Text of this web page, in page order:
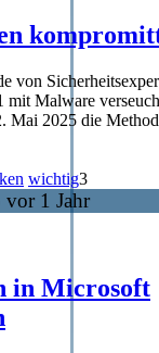
von
mit Malware
Mai 2025 die
wichtig3
1 Jahr
in Microsoft